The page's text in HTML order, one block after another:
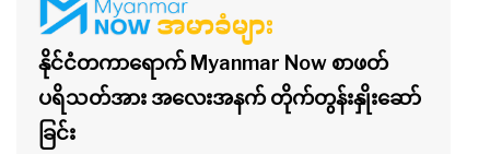
နိုင်ငံတကာရောက် Myanmar Now စာဖတ်
ပရိသတ်အား အလေးအနက် တိုက်တွန်းနှိုးဆော်
ခြင်း